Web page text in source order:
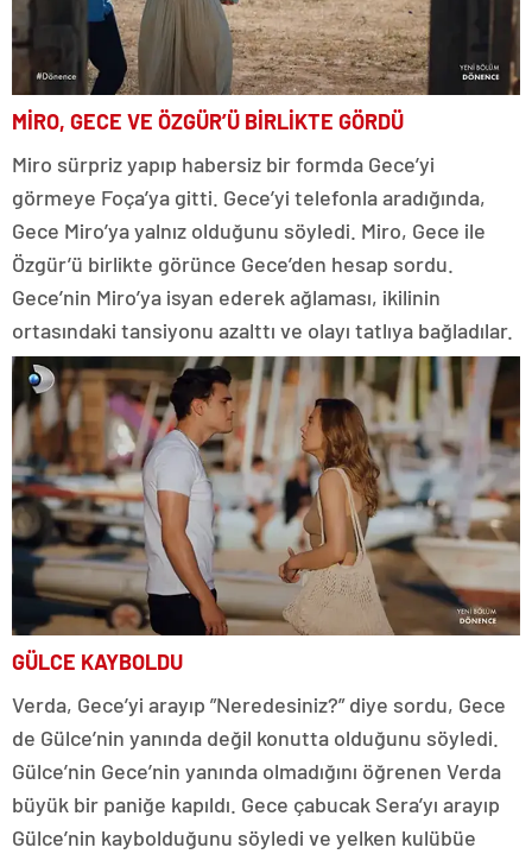
MİRO, GECE VE ÖZGÜR’Ü BİRLİKTE GÖRDÜ
Miro sürpriz yapıp habersiz bir formda Gece’yi
görmeye Foça’ya gitti. Gece’yi telefonla aradığında,
Gece Miro’ya yalnız olduğunu söyledi. Miro, Gece ile
Özgür’ü birlikte görünce Gece’den hesap sordu.
Gece’nin Miro’ya isyan ederek ağlaması, ikilinin
ortasındaki tansiyonu azalttı ve olayı tatlıya bağladılar.
GÜLCE KAYBOLDU
Verda, Gece’yi arayıp ”Neredesiniz?” diye sordu, Gece
de Gülce’nin yanında değil konutta olduğunu söyledi.
Gülce’nin Gece’nin yanında olmadığını öğrenen Verda
büyük bir paniğe kapıldı. Gece çabucak Sera’yı arayıp
Gülce’nin kaybolduğunu söyledi ve yelken kulübüe